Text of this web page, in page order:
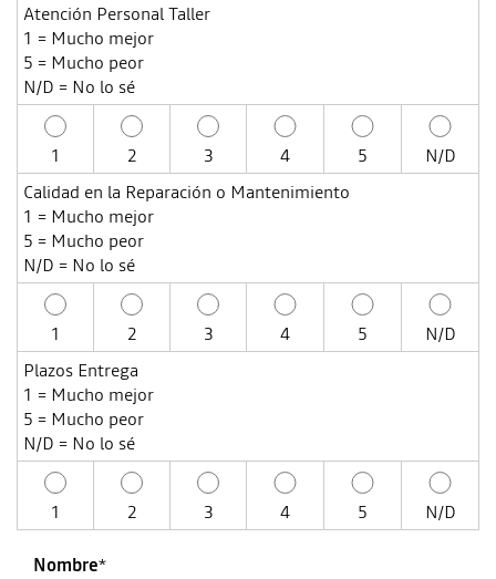
Atención Personal Taller
1 = Mucho mejor
5 = Mucho peor
N/D = No lo sé
1 2 3 4 5
N/D
Calidad en la Reparación o Mantenimiento
1 = Mucho mejor
5 = Mucho peor
N/D = No lo sé
1 2 3 4 5
N/D
Plazos Entrega
1 = Mucho mejor
5 = Mucho peor
N/D = No lo sé
1 2 3 4 5 N/D
Nombre*